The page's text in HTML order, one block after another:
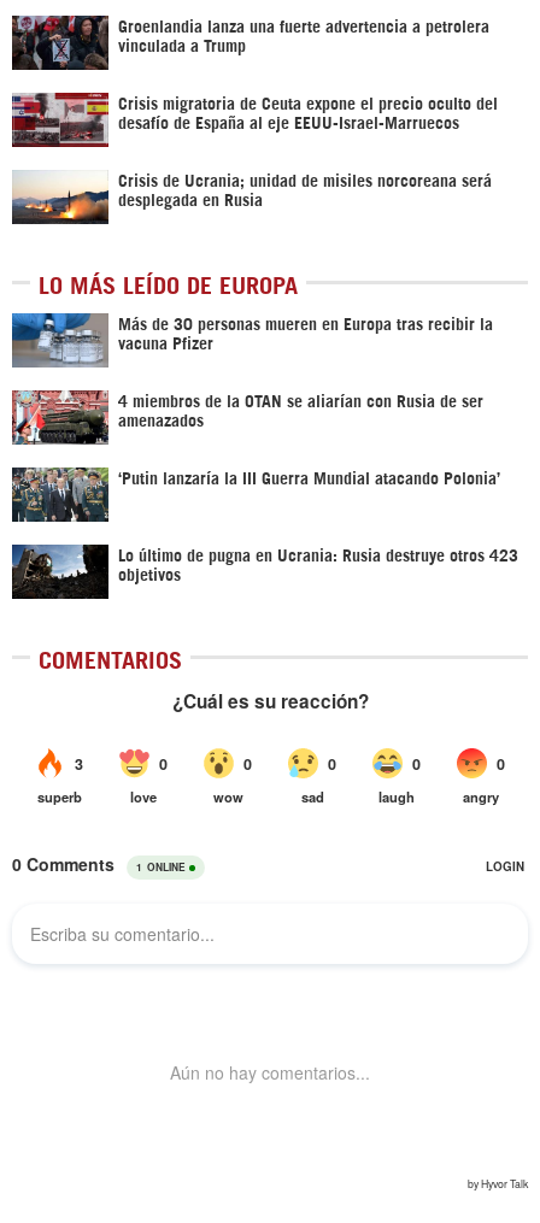
Groenlandia lanza una fuerte advertencia a petrolera
vinculada a Trump
Crisis migratoria de Ceuta expone el precio oculto del
desafío de España al eje EEUU-Israel-Marruecos
Crisis de Ucrania; unidad de misiles norcoreana será
desplegada en Rusia
LO MÁS LEÍDO DE EUROPA
Más de 30 personas mueren en Europa tras recibir la
vacuna Pfizer
4 miembros de la OTAN se aliarían con Rusia de ser
amenazados
‘Putin lanzaría la III Guerra Mundial atacando Polonia’
Lo último de pugna en Ucrania: Rusia destruye otros 423
objetivos
COMENTARIOS